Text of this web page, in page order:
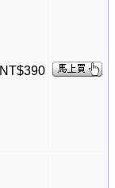
NT$390